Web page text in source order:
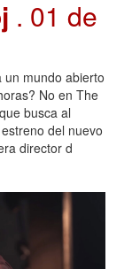
. 01 de
un mundo abierto
No en The
busca al
del nuevo
director d